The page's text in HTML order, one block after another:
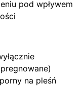
pod wpływem
na pleśń